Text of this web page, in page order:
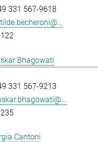
331 567-9618
Bhagowati
331 567-9213
Cantoni